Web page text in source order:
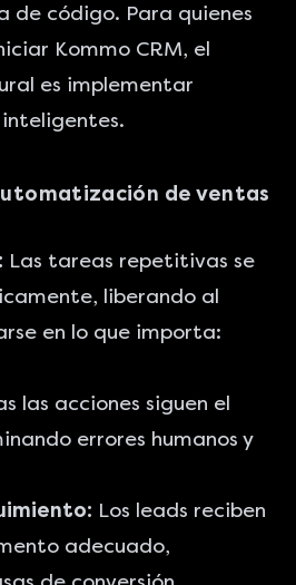
de código. Para quienes
Kommo CRM, el
es implementar
de ventas
Las tareas repetitivas se
liberando al
en lo que importa:
las acciones siguen el
errores humanos y
Los leads reciben
adecuado,